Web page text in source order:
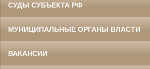
СУДЫ СУБЪЕКТА РФ
МУНИЦИПАЛЬНЫЕ ОРГАНЫ ВЛАСТИ
ВАКАНСИИ